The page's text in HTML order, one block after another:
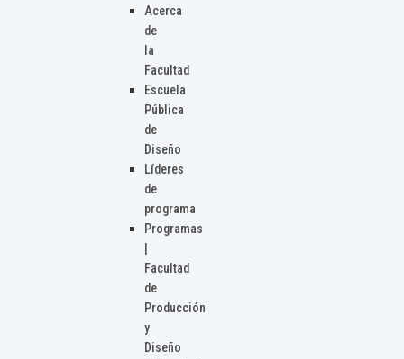
Acerca
de
la
Facultad
Escuela
Pública
de
Diseño
Líderes
de
programa
Programas
Facultad
de
Producción
y
Diseño